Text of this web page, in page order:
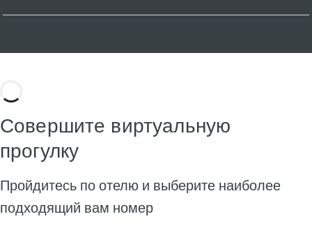
Совершите виртуальную
прогулку
Пройдитесь по отелю и выберите наиболее
подходящий вам номер